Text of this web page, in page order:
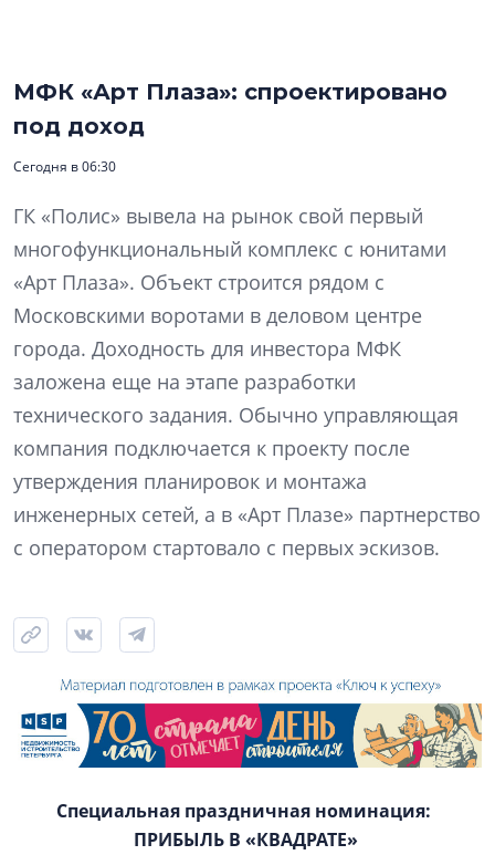
МФК «Арт Плаза»: спроектировано
под доход
Сегодня в 06:30
ГК «Полис» вывела на рынок свой первый
многофункциональный комплекс с юнитами
«Арт Плаза». Объект строится рядом с
Московскими воротами в деловом центре
города. Доходность для инвестора МФК
заложена еще на этапе разработки
технического задания. Обычно управляющая
компания подключается к проекту после
утверждения планировок и монтажа
инженерных сетей, а в «Арт Плазе» партнерство
с оператором стартовало с первых эскизов.
Специальная праздничная номинация:
ПРИБЫЛЬ В «КВАДРАТЕ»